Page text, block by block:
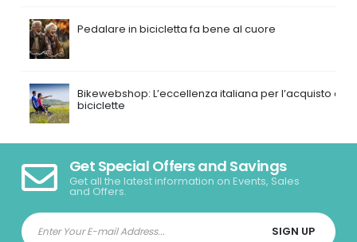
Pedalare in bicicletta fa bene al cuore
Bikewebshop: L’eccellenza italiana per l’acquisto di
biciclette
Get Special Offers and Savings
Get all the latest information on Events, Sales
and Offers.